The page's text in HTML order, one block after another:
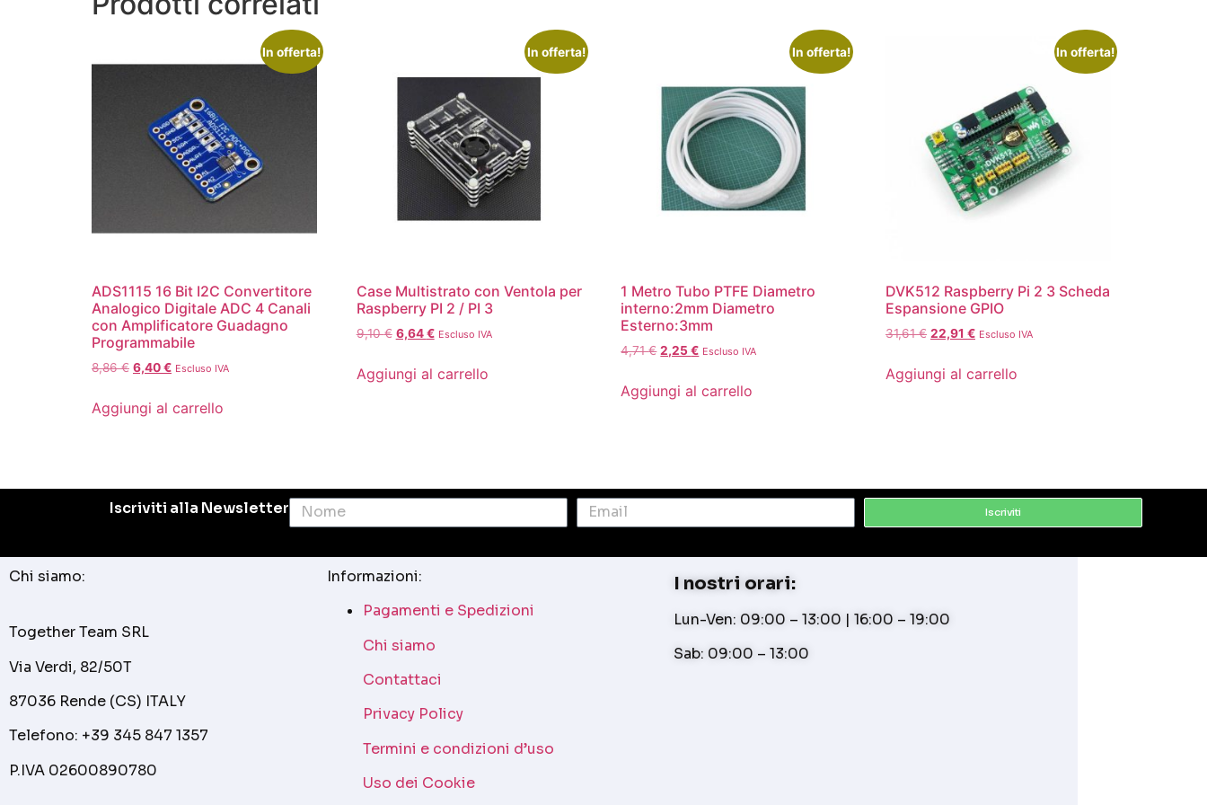
In offerta!
ADS1115 16 Bit I2C Convertitore
Analogico Digitale ADC 4 Canali
con Amplificatore Guadagno
Programmabile
8,86€ 6,40€ Escluso IVA
Aggiungi al carrello
In offerta!
Case Multistrato con Ventola per
Raspberry PI 2 / PI 3
9,10€ 6,64€ Escluso IVA
Aggiungi al carrello
In offerta!
1 Metro Tubo PTFE Diametro
interno:2mm Diametro
Esterno:3mm
4,71€ 2,25€ Escluso IVA
Aggiungi al carrello
In offerta!
DVK512 Raspberry Pi 2 3 Scheda
Espansione GPIO
31,61€ 22,91€ Escluso IVA
Aggiungi al carrello
Iscriviti alla Newsletter Iscriviti
Chi siamo:
Together Team SRL
Via Verdi, 82/50T
87036 Rende (CS) ITALY
Telefono: +39 345 847 1357
P.IVA 02600890780
Informazioni:
Pagamenti e Spedizioni
Chi siamo
Contattaci
Privacy Policy
Termini e condizioni d’uso
Uso dei Cookie
I nostri orari:
Lun-Ven: 09:00 – 13:00 | 16:00 – 19:00
Sab: 09:00 – 13:00